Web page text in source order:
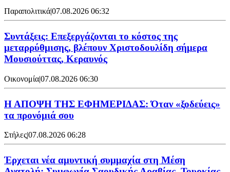
Παραπολιτικά|07.08.2026 06:32
Συντάξεις: Επεξεργάζονται το κόστος της
μεταρρύθμισης, βλέπουν Χριστοδουλίδη σήμερα
Μουσιούττας, Κεραυνός
Οικονομία|07.08.2026 06:30
Η ΑΠΟΨΗ ΤΗΣ ΕΦΗΜΕΡΙΔΑΣ: Όταν «ξοδεύεις»
τα προνόμιά σου
Στήλες|07.08.2026 06:28
Έρχεται νέα αμυντική συμμαχία στη Μέση